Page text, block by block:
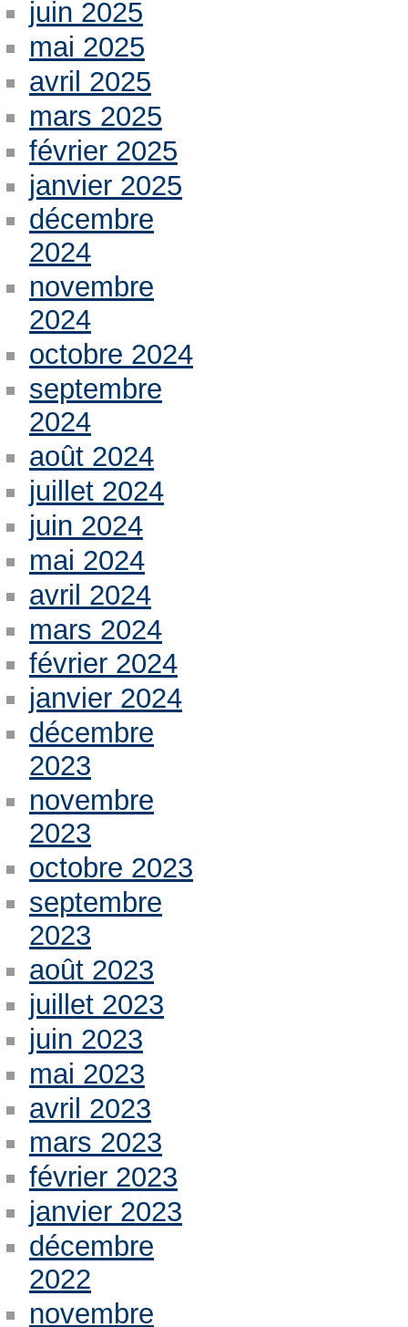
juin 2025
mai 2025
avril 2025
mars 2025
février 2025
janvier 2025
décembre
2024
novembre
2024
octobre 2024
septembre
2024
août 2024
juillet 2024
juin 2024
mai 2024
avril 2024
mars 2024
février 2024
janvier 2024
décembre
2023
novembre
2023
octobre 2023
septembre
2023
août 2023
juillet 2023
juin 2023
mai 2023
avril 2023
mars 2023
février 2023
janvier 2023
décembre
2022
novembre